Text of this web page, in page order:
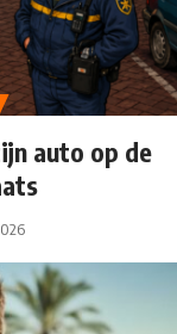
auto op de